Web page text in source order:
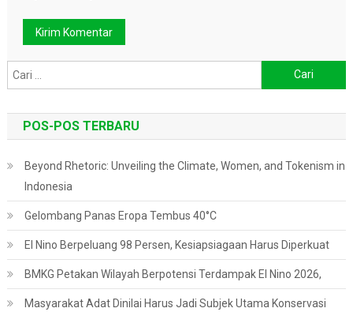
untuk:
POS-POS TERBARU
Beyond Rhetoric: Unveiling the Climate, Women, and Tokenism in
Indonesia
Gelombang Panas Eropa Tembus 40°C
El Nino Berpeluang 98 Persen, Kesiapsiagaan Harus Diperkuat
BMKG Petakan Wilayah Berpotensi Terdampak El Nino 2026,
Masyarakat Adat Dinilai Harus Jadi Subjek Utama Konservasi